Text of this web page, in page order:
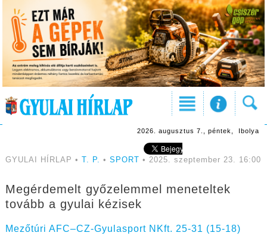
2026. augusztus 7., péntek, Ibolya
GYULAI HÍRLAP • T. P. • SPORT • 2025. szeptember 23. 16:00
Megérdemelt győzelemmel meneteltek
tovább a gyulai kézisek
Mezőtúri AFC–CZ-Gyulasport NKft. 25-31 (15-18)